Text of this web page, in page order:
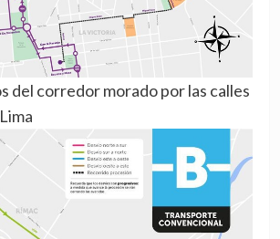
del corredor morado por las calles